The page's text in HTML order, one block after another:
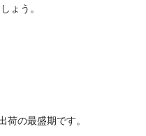
ょう。
荷の最盛期です。